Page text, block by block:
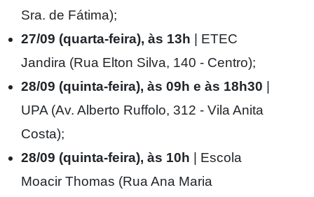
Sra. de Fátima);
27/09 (quarta-feira), às 13h | ETEC
Jandira (Rua Elton Silva, 140 - Centro);
28/09 (quinta-feira), às 09h e às 18h30
UPA (Av. Alberto Ruffolo, 312 - Vila Anita
Costa);
28/09 (quinta-feira), às 10h | Escola
Moacir Thomas (Rua Ana Maria